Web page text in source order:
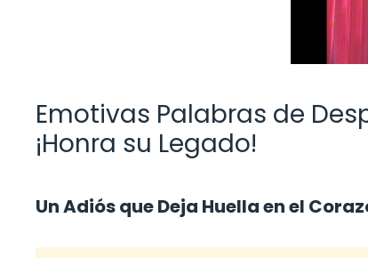
Emotivas Palabras de
¡Honra su Legado!
Un Adiós que Deja Huella en el